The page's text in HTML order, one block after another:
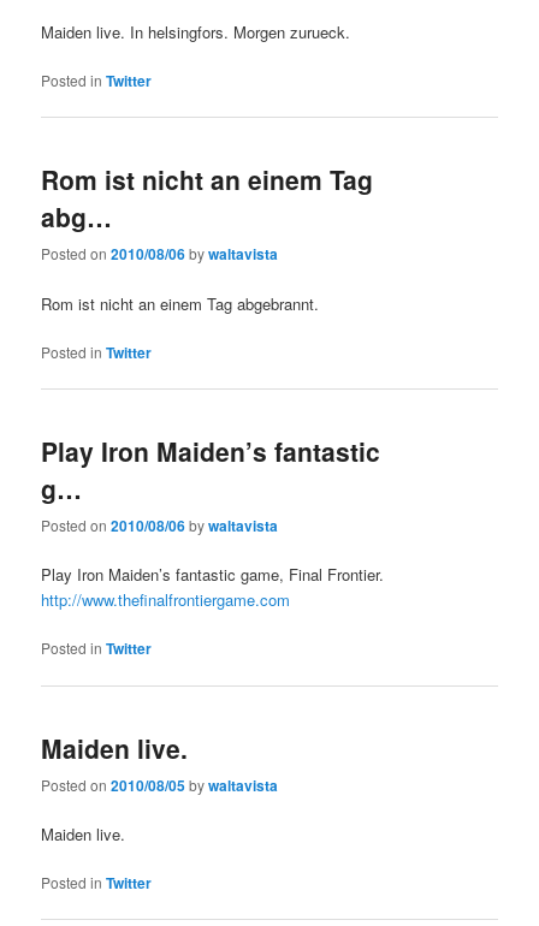
Maiden live. In helsingfors. Morgen zurueck.
Posted in Twitter
Rom ist nicht an einem Tag
abg…
Posted on2010/08/06bywaltavista
Rom ist nicht an einem Tag abgebrannt.
Posted in Twitter
Play Iron Maiden’s fantastic
g…
Posted on2010/08/06bywaltavista
Play Iron Maiden’s fantastic game, Final Frontier.
http://www.thefinalfrontiergame.com
Posted in Twitter
Maiden live.
Posted on2010/08/05bywaltavista
Maiden live.
Posted in Twitter